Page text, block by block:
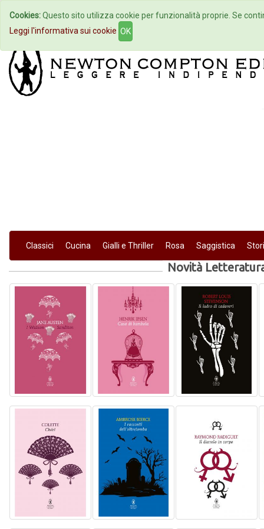
Home Autori Eventi
Classici Cucina Gialli e Thriller Rosa Saggistica
Novità
Cookies:Questo sito utilizza cookie per funzionalità proprie. Se
Leggi l'informativa sui cookie OK